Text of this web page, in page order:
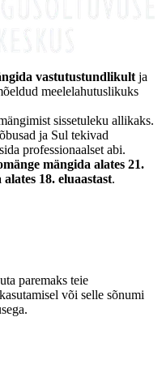
vastutustundlikult ja
meelelahutuslikuks
sissetuleku allikaks.
ja Sul tekivad
professionaalset abi.
mängida alates 21.
18. eluaastast.
paremaks teie
või selle sõnumi